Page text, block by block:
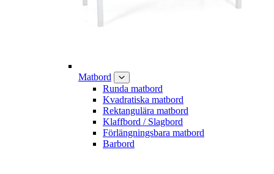
Matbord
Runda matbord
Kvadratiska matbord
Rektangulära matbord
Klaffbord / Slagbord
Förlängningsbara matbord
Barbord